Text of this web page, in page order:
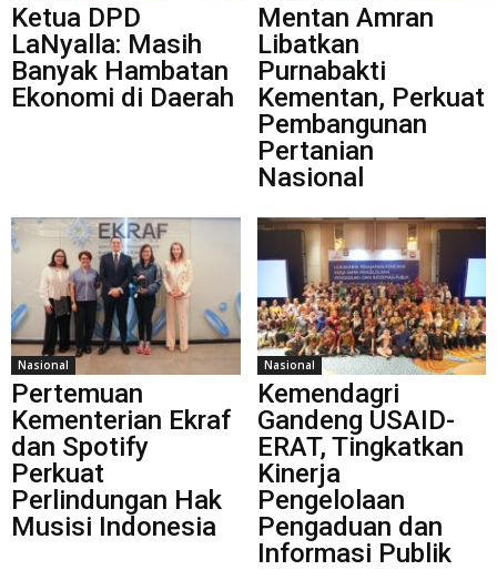
Ketua DPD
LaNyalla: Masih
Banyak Hambatan
Ekonomi di Daerah
Mentan Amran
Libatkan
Purnabakti
Kementan, Perkuat
Pembangunan
Pertanian
Nasional
Nasional
Pertemuan
Kementerian Ekraf
dan Spotify
Perkuat
Perlindungan Hak
Musisi Indonesia
Nasional
Kemendagri
Gandeng USAID-
ERAT, Tingkatkan
Kinerja
Pengelolaan
Pengaduan dan
Informasi Publik